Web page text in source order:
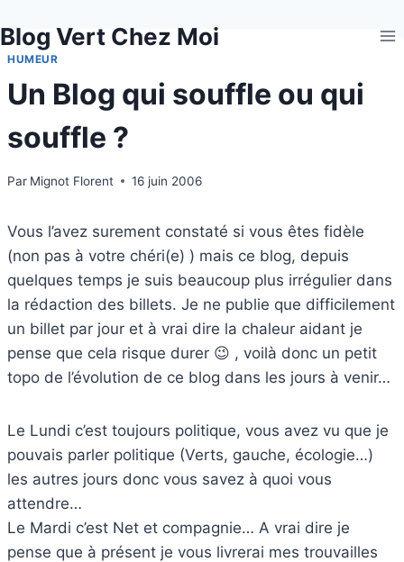
au
contenu
Blog Vert Chez Moi
HUMEUR
Un Blog qui souffle ou qui
souffle ?
Par Mignot Florent 16 juin 2006
Vous l’avez surement constaté si vous êtes fidèle
(non pas à votre chéri(e) ) mais ce blog, depuis
quelques temps je suis beaucoup plus irrégulier dans
la rédaction des billets. Je ne publie que difficilement
un billet par jour et à vrai dire la chaleur aidant je
pense que cela risque durer 😉 , voilà donc un petit
topo de l’évolution de ce blog dans les jours à venir…
Le Lundi c’est toujours politique, vous avez vu que je
pouvais parler politique (Verts, gauche, écologie…)
les autres jours donc vous savez à quoi vous
attendre…
Le Mardi c’est Net et compagnie… A vrai dire je
pense que à présent je vous livrerai mes trouvailles